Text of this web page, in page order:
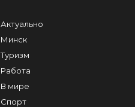
Актуально
Минск
Туризм
Работа
В мире
Спорт